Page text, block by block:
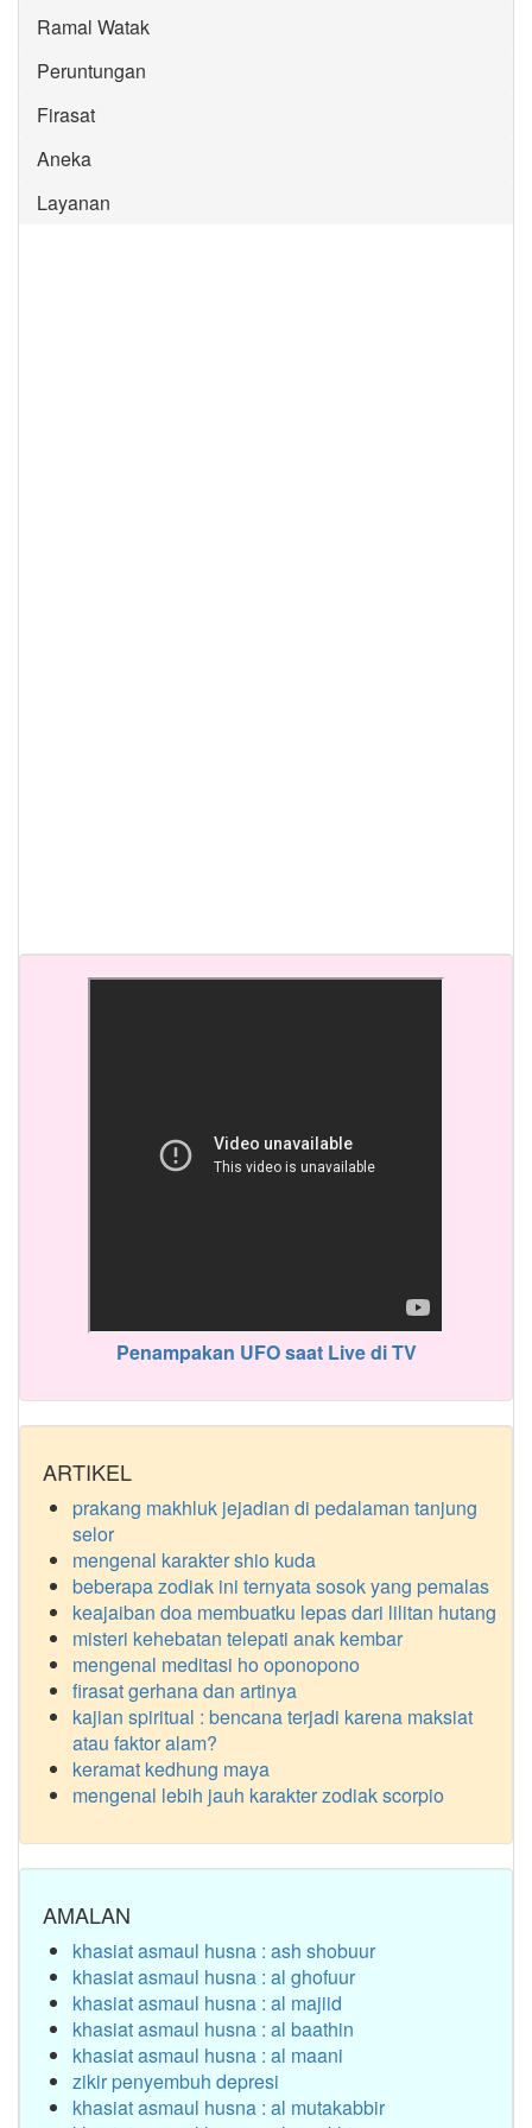
Ramal Watak
Peruntungan
Firasat
Aneka
Layanan
Penampakan UFO saat Live di TV
ARTIKEL
prakang makhluk jejadian di pedalaman tanjung
selor
mengenal karakter shio kuda
beberapa zodiak ini ternyata sosok yang pemalas
keajaiban doa membuatku lepas dari lilitan hutang
misteri kehebatan telepati anak kembar
mengenal meditasi ho oponopono
firasat gerhana dan artinya
kajian spiritual : bencana terjadi karena maksiat
atau faktor alam?
keramat kedhung maya
mengenal lebih jauh karakter zodiak scorpio
AMALAN
khasiat asmaul husna : ash shobuur
khasiat asmaul husna : al ghofuur
khasiat asmaul husna : al majiid
khasiat asmaul husna : al baathin
khasiat asmaul husna : al maani
zikir penyembuh depresi
khasiat asmaul husna : al mutakabbir